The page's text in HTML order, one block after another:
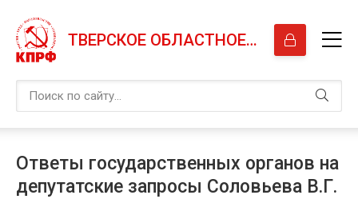
ТВЕРСКОЕ ОБЛАСТНОЕ ОТДЕЛЕНИЕ КПРФ
Ответы государственных органов на
депутатские запросы Соловьева В.Г.